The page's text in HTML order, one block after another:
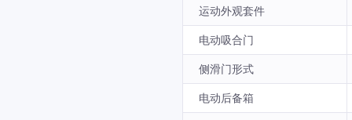
运动外观套件
电动吸合门
侧滑门形式
电动后备箱